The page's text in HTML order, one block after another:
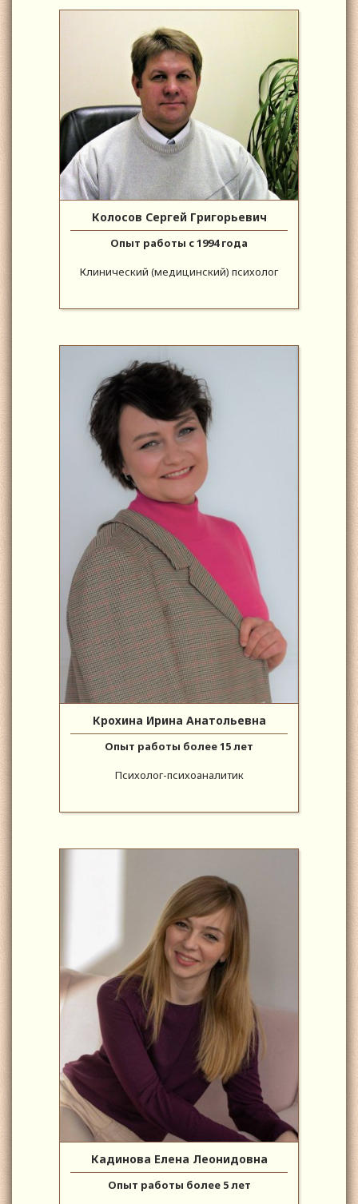
Колосов Сергей Григорьевич
Опыт работы с 1994 года
Клинический (медицинский) психолог
Крохина Ирина Анатольевна
Опыт работы более 15 лет
Психолог-психоаналитик
Кадинова Елена Леонидовна
Опыт работы более 5 лет